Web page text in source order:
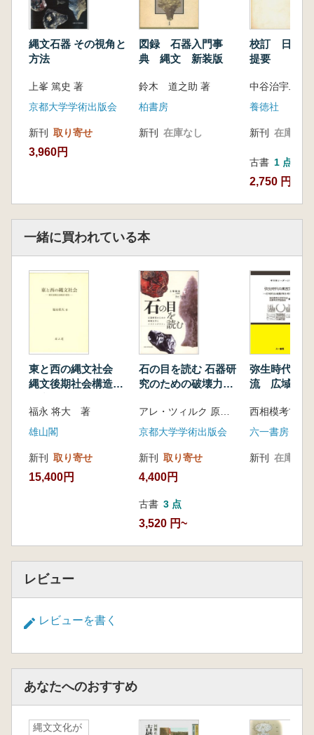
縄文石器 その視角と
方法
上峯 篤史 著
京都大学学術出版会
新刊 取り寄せ
3,960円
図録 石器入門事
典 縄文 新装版
鈴木 道之助 著
柏書房
新刊 在庫なし
校訂 日本石
提要
中谷治宇二
養徳社
新刊 在庫なし
古書 1 点
2,750 円
一緒に買われている本
東と西の縄文社会
縄文後期社会構造の
福永 将大 著
雄山閣
新刊 取り寄せ
15,400円
石の目を読む 石器研
究のための破壊力学
京都大学学術出版会
新刊 取り寄せ
4,400円
古書 3 点
3,520 円~
弥生時代の
流 広域的な
六一書房
新刊 在庫なし
レビュー
レビューを書く
あなたへのおすすめ
縄文文化が